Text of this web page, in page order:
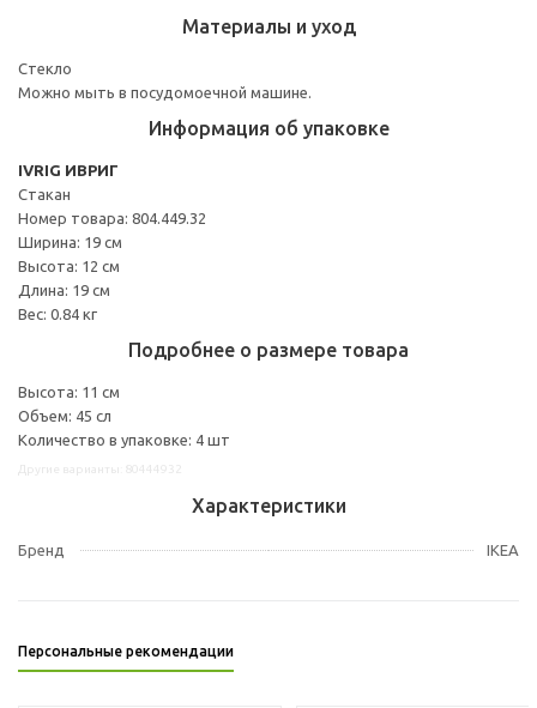
Материалы и уход
Стекло
Можно мыть в посудомоечной машине.
Информация об упаковке
IVRIG ИВРИГ
Стакан
Номер товара: 804.449.32
Ширина: 19 см
Высота: 12 см
Длина: 19 см
Вес: 0.84 кг
Подробнее о размере товара
Высота: 11 см
Объем: 45 сл
Количество в упаковке: 4 шт
Характеристики
Бренд IKEA
Персональные рекомендации